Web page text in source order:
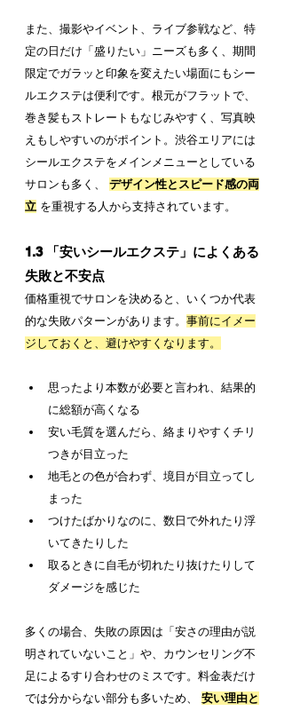
また、撮影やイベント、ライブ参戦など、特
定の日だけ「盛りたい」ニーズも多く、期間
限定でガラッと印象を変えたい場面にもシー
ルエクステは便利です。根元がフラットで、
巻き髪もストレートもなじみやすく、写真映
えもしやすいのがポイント。渋谷エリアには
シールエクステをメインメニューとしている
サロンも多く、 デザイン性とスピード感の両
立 を重視する人から支持されています。
1.3 「安いシールエクステ」によくある
失敗と不安点
価格重視でサロンを決めると、いくつか代表
的な失敗パターンがあります。 事前にイメー
ジしておくと、避けやすくなります。
思ったより本数が必要と言われ、結果的
に総額が高くなる
安い毛質を選んだら、絡まりやすくチリ
つきが目立った
地毛との色が合わず、境目が目立ってし
まった
つけたばかりなのに、数日で外れたり浮
いてきたりした
取るときに自毛が切れたり抜けたりして
ダメージを感じた
多くの場合、失敗の原因は「安さの理由が説
明されていないこと」や、カウンセリング不
足によるすり合わせのミスです。料金表だけ
では分からない部分も多いため、 安い理由と